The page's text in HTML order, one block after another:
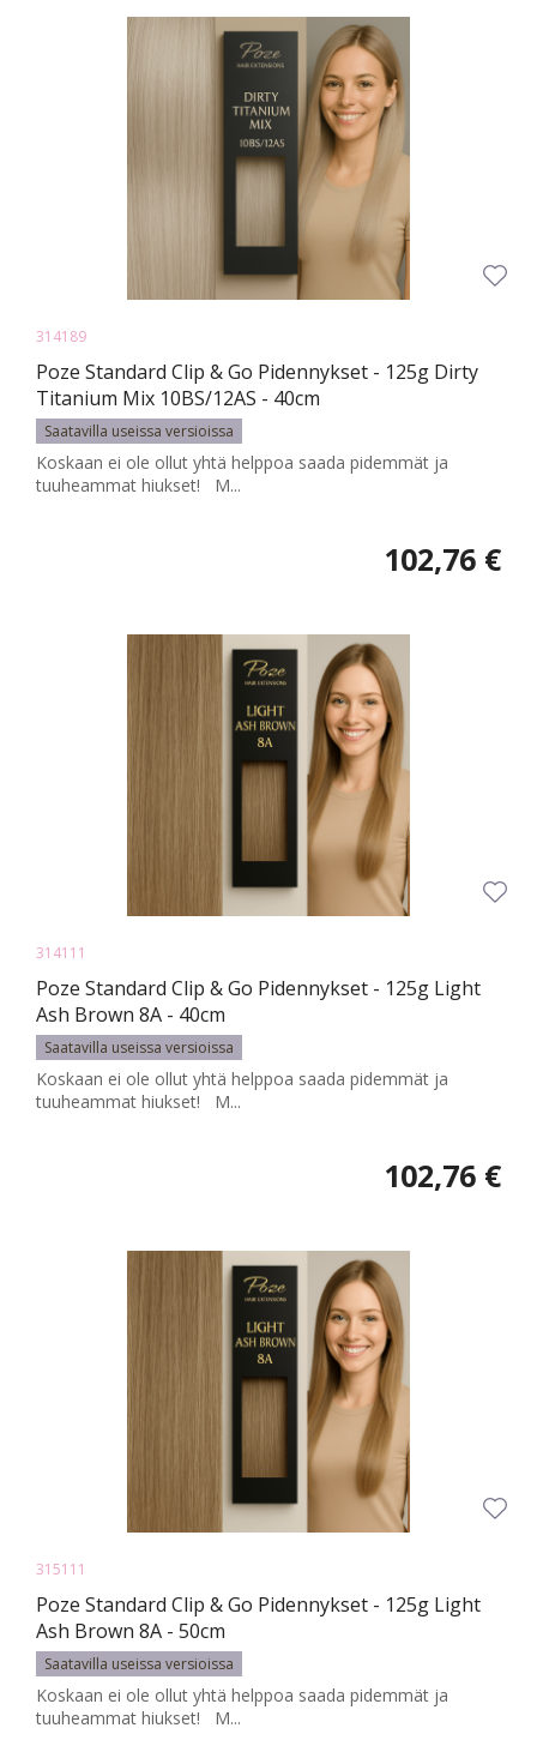
314189
Poze Standard Clip & Go Pidennykset - 125g Dirty
Titanium Mix 10BS/12AS - 40cm
Saatavilla useissa versioissa
Koskaan ei ole ollut yhtä helppoa saada pidemmät ja
tuuheammat hiukset! M...
102,76 €
314111
Poze Standard Clip & Go Pidennykset - 125g Light
Ash Brown 8A - 40cm
Saatavilla useissa versioissa
Koskaan ei ole ollut yhtä helppoa saada pidemmät ja
tuuheammat hiukset! M...
102,76 €
315111
Poze Standard Clip & Go Pidennykset - 125g Light
Ash Brown 8A - 50cm
Saatavilla useissa versioissa
Koskaan ei ole ollut yhtä helppoa saada pidemmät ja
tuuheammat hiukset! M...